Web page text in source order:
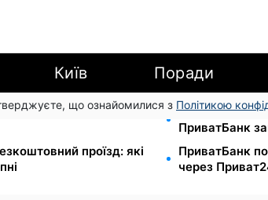
Київ Поради
що ознайомилися з Політикою
куб, газ може сягнути
Міжнародні
ПриватБанк
проїзд: які
ПриватБанк
через